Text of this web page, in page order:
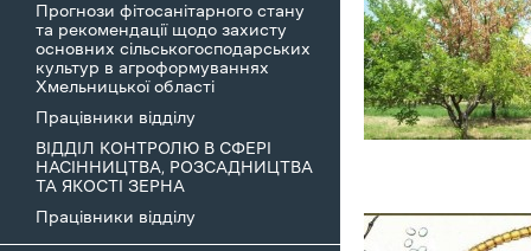
Прогнози фітосанітарного стану
та рекомендації щодо захисту
основних сільськогосподарських
культур в агроформуваннях
Хмельницької області
Працівники відділу
ВІДДІЛ КОНТРОЛЮ В СФЕРІ
НАСІННИЦТВА, РОЗСАДНИЦТВА
ТА ЯКОСТІ ЗЕРНА
Працівники відділу